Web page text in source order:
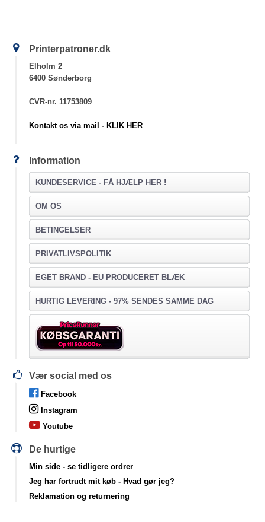
Printerpatroner.dk
Elholm 2
6400 Sønderborg
CVR-nr. 11753809
Kontakt os via mail - KLIK HER
Information
KUNDESERVICE - FÅ HJÆLP HER !
OM OS
BETINGELSER
PRIVATLIVSPOLITIK
EGET BRAND - EU PRODUCERET BLÆK
HURTIG LEVERING - 97% SENDES SAMME DAG
Vær social med os
Facebook
Instagram
Youtube
De hurtige
Min side - se tidligere ordrer
Jeg har fortrudt mit køb - Hvad gør jeg?
Reklamation og returnering